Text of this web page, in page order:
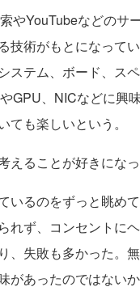
YouTubeなどのサ
技術がもとになって
ステム、ボード、ス
GPU、NICなどに興
も楽しいという。
ることが好きになっ
るのをずっと眺め
れず、コンセントに
、失敗も多かった。
あったのではない